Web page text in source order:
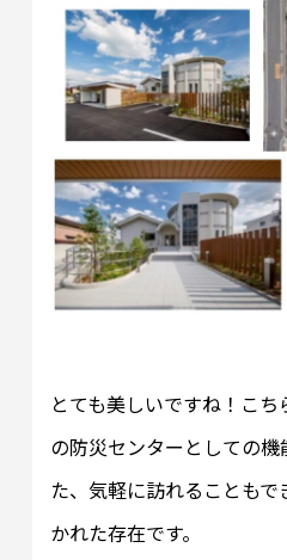
とても美しいですね！こ
の防災センターとしての
た、気軽に訪れることも
かれた存在です。